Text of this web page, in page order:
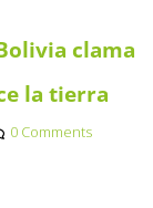
clama
la tierra
0 Comments